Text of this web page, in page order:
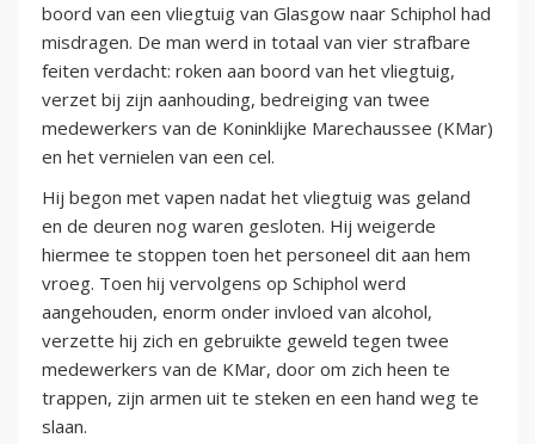
boord van een vliegtuig van Glasgow naar Schiphol had
misdragen. De man werd in totaal van vier strafbare
feiten verdacht: roken aan boord van het vliegtuig,
verzet bij zijn aanhouding, bedreiging van twee
medewerkers van de Koninklijke Marechaussee (KMar)
en het vernielen van een cel.
Hij begon met vapen nadat het vliegtuig was geland
en de deuren nog waren gesloten. Hij weigerde
hiermee te stoppen toen het personeel dit aan hem
vroeg. Toen hij vervolgens op Schiphol werd
aangehouden, enorm onder invloed van alcohol,
verzette hij zich en gebruikte geweld tegen twee
medewerkers van de KMar, door om zich heen te
trappen, zijn armen uit te steken en een hand weg te
slaan.